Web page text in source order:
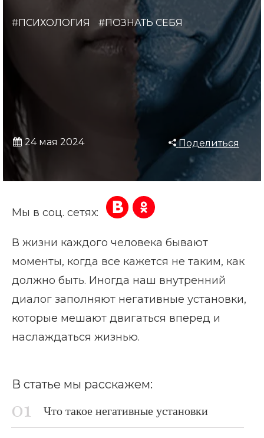
#ПСИХОЛОГИЯ #ПОЗНАТЬ СЕБЯ
24 мая 2024 Поделиться
Мы в соц. сетях:
В жизни каждого человека бывают
моменты, когда все кажется не таким, как
должно быть. Иногда наш внутренний
диалог заполняют негативные установки,
которые мешают двигаться вперед и
наслаждаться жизнью.
В статье мы расскажем:
Что такое негативные установки